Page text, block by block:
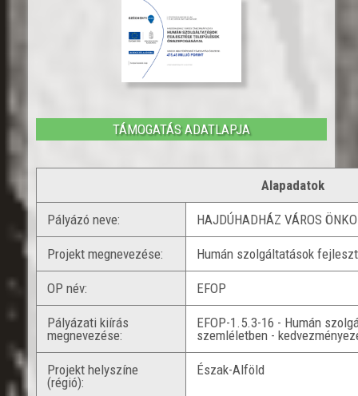
TÁMOGATÁS ADATLAPJA
Alapadatok
Pályázó neve: HAJDÚHADHÁZ VÁROS
Projekt megnevezése: Humán szolgáltatások
OP név: EFOP
Pályázati kiírás
megnevezése:
EFOP-1.5.3-16 - Humán
szemléletben -
Projekt helyszíne
(régió):
Észak-Alföld